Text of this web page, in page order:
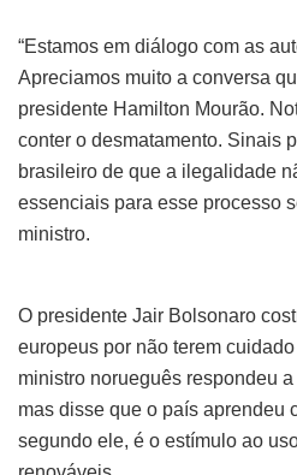
“Estamos em diálogo com as
Apreciamos muito a conversa
presidente Hamilton Mourão.
conter o desmatamento. Sinais
brasileiro de que a ilegalidade
essenciais para esse processo
ministro.
O presidente Jair Bolsonaro
europeus por não terem
ministro norueguês respondeu
mas disse que o país aprendeu
segundo ele, é o estímulo ao